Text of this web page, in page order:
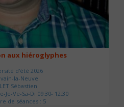
aux hiéroglyphes
d'été 2026
la-Neuve
Sébastien
Je-Ve-Sa-Di 09:30- 12:30
de séances : 5